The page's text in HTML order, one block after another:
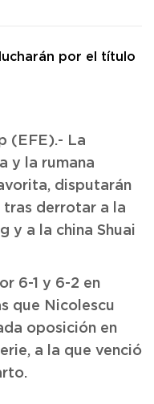
(EFE).- La
y la rumana
disputarán
tras derrotar a la
y a la china Shuai
6-1 y 6-2 en
que Nicolescu
oposición en
a la que venció